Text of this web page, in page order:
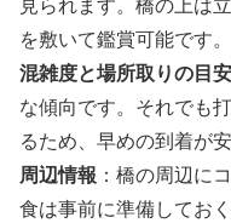
見られます。橋の上は
を敷いて鑑賞可能です。
混雑度と場所取りの目安
な傾向です。それでも
るため、早めの到着が安
周辺情報 ：橋の周辺に
食は事前に準備してお